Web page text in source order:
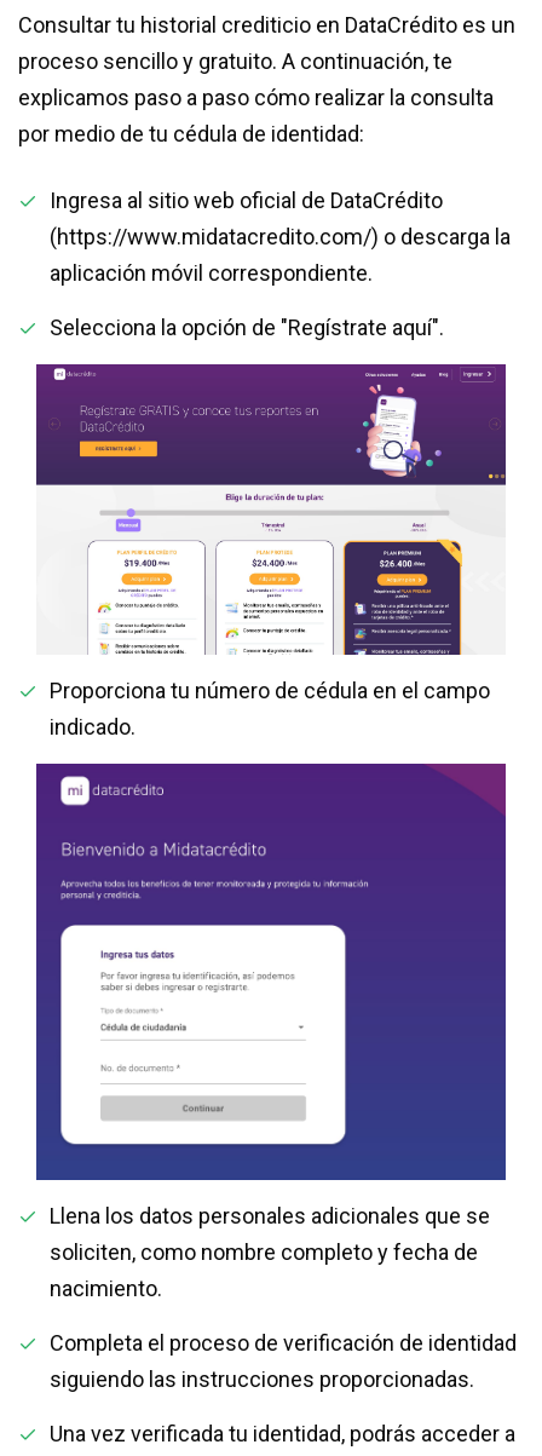
Consultar tu historial crediticio en DataCrédito es un
proceso sencillo y gratuito. A continuación, te
explicamos paso a paso cómo realizar la consulta
por medio de tu cédula de identidad:
Ingresa al sitio web oficial de DataCrédito
(https://www.midatacredito.com/) o descarga la
aplicación móvil correspondiente.
Selecciona la opción de "Regístrate aquí".
Proporciona tu número de cédula en el campo
indicado.
Llena los datos personales adicionales que se
soliciten, como nombre completo y fecha de
nacimiento.
Completa el proceso de verificación de identidad
siguiendo las instrucciones proporcionadas.
Una vez verificada tu identidad, podrás acceder a